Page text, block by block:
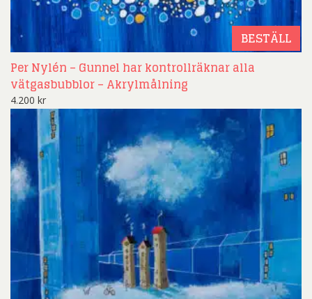
BESTÄLL
Per Nylén – Gunnel har kontrollräknar alla
vätgasbubblor – Akrylmålning
4.200 kr